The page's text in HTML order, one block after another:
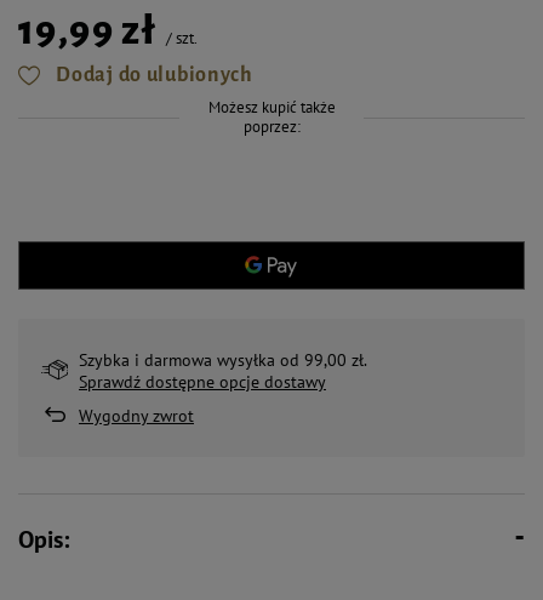
19,99 zł /szt.
Dodaj do ulubionych
Możesz kupić także
poprzez:
Szybka i darmowa wysyłka od 99,00 zł.
Sprawdź dostępne opcje dostawy
Wygodny zwrot
Opis: